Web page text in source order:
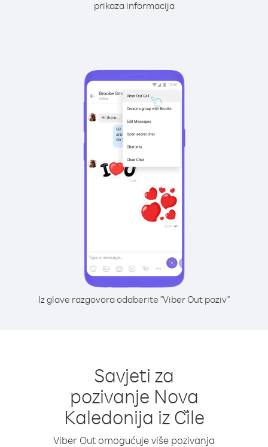
prikaza informacija
Iz glave razgovora odaberite "Viber Out poziv"
Savjeti za
pozivanje Nova
Kaledonija iz Čile
Viber Out omogućuje više pozivanja